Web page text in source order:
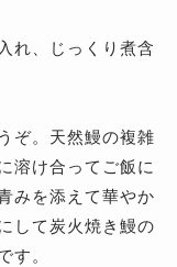
れ、じっくり煮含
ぞ。天然鰻の複雑
溶け合ってご飯に
みを添えて華やか
して炭火焼き鰻の
す。